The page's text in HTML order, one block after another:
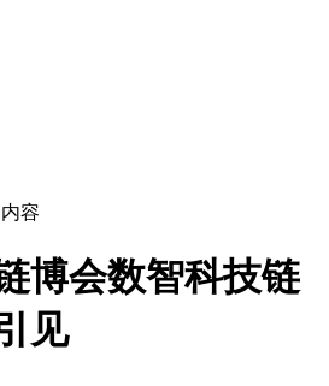
容
博会数智科技链
见